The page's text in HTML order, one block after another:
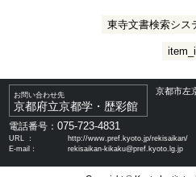
東寺文書検索シス
お問い合わせ先
京都府立京都学・歴彩館
京都市左
電話番号：075-723-4831
URL ：
http://www.pref.kyoto.jp/rekisaikan/
E-mail：
rekisaikan-kikaku@pref.kyoto.lg.jp